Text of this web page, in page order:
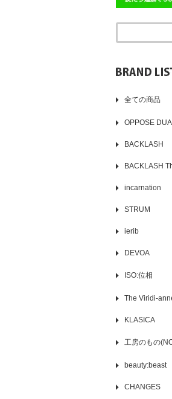
全ての商品
OPPOSE
BACKLASH
BACKLASH
incarnation
STRUM
ierib
DEVOA
ISO:位相
The Viridi-
KLASICA
工房のもの
beauty:beast
CHANGES